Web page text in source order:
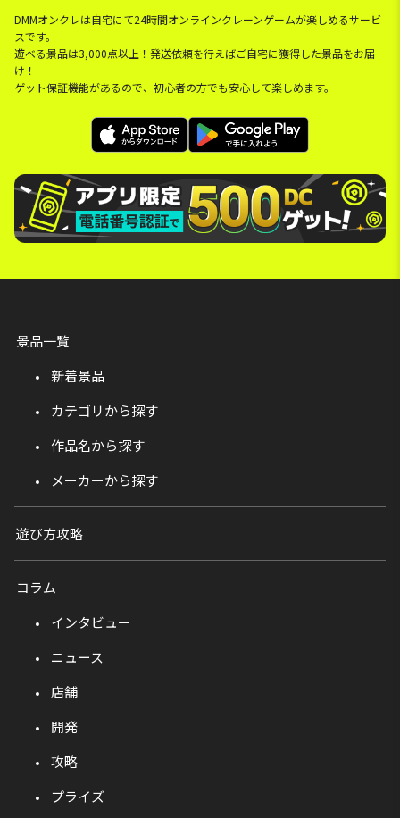
DMMオンクレは自宅にて24時間オンラインクレーンゲームが楽しめるサービ
スです。
遊べる景品は3,000点以上！発送依頼を行えばご自宅に獲得した景品をお届
け！
ゲット保証機能があるので、初心者の方でも安心して楽しめます。
景品一覧
新着景品
カテゴリから探す
作品名から探す
メーカーから探す
遊び方攻略
コラム
インタビュー
ニュース
店舗
開発
攻略
プライズ